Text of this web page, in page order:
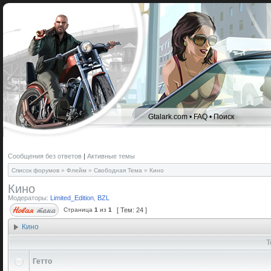
Gtalark.com •FAQ•Поиск
Сообщения без ответов | Активные темы
Список форумов » Флейм » Свободная Тема » Кино
Кино
Модераторы: Limited_Edition BZL
Страница 1 из 1 [ Тем: 24 ]
Кино
Гетто